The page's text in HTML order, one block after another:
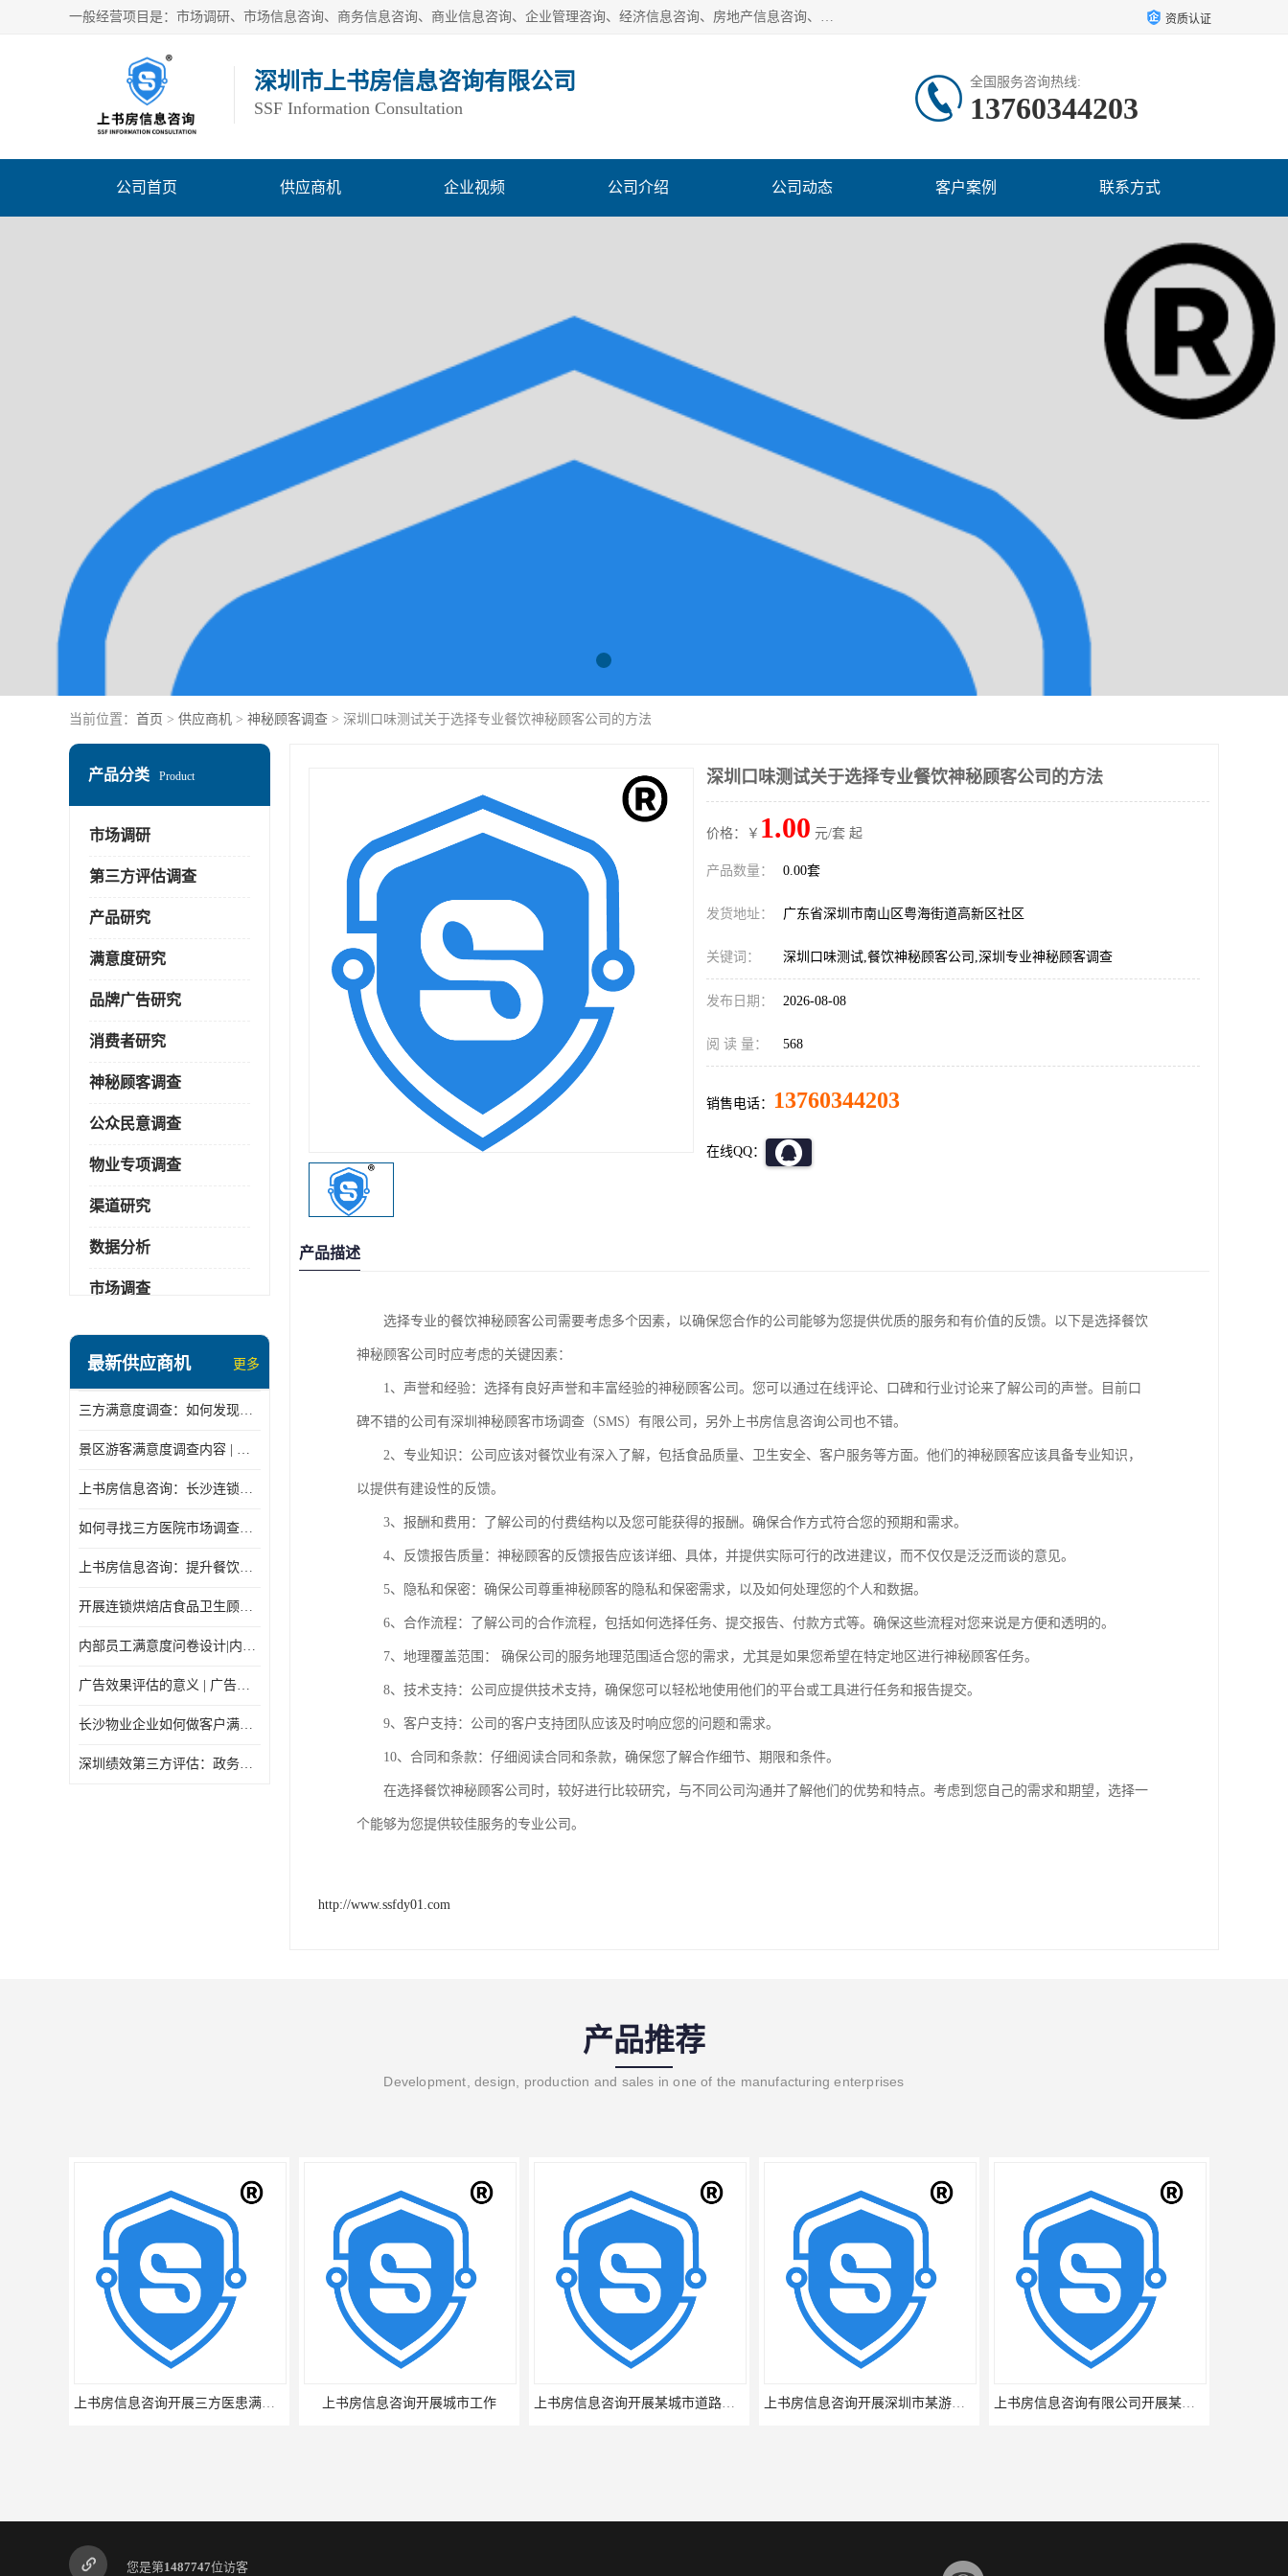
一般经营项目是：市场调研、市场信息咨询、商务信息咨询、商业信息咨询、企业管理咨询、经济信息咨询、房地产信息咨询、投资信息咨询、财务管理咨询、市场调查、数据分析；城市管理信息采集及监测服务；消费行为调查、三方评估调查、客户满意度调查、统计调查、统计分析、统计研究；统计信息咨询、统计培训；生态文明研究；接受合法委托提供企业统计业务及其相关的统计信息咨询；立足中国，洞察全球、独立第三方调研 资质认证
深圳市上书房信息咨询有限公司
SSF Information Consultation
全国服务咨询热线:
13760344203
公司首页 供应商机 企业视频 公司介绍 公司动态 客户案例 联系方式
当前位置： 首页 > 供应商机 > 神秘顾客调查 > 深圳口味测试关于选择专业餐饮神秘顾客公司的方法
产品分类 Product
市场调研
第三方评估调查
产品研究
满意度研究
品牌广告研究
消费者研究
神秘顾客调查
公众民意调查
物业专项调查
渠道研究
数据分析
市场调查
最新供应商机 更多
三方满意度调查：如何发现潜在商机
景区游客满意度调查内容 | 景区游客满意度调查指标设计
上书房信息咨询：长沙连锁餐饮神秘顾客怎么做
如何寻找三方医院市场调查机构
上书房信息咨询：提升餐饮质量的秘密
开展连锁烘焙店食品卫生顾客满意度调查
内部员工满意度问卷设计|内部员工满意度调查表
广告效果评估的意义 | 广告效果评估的重要性有哪些？
长沙物业企业如何做客户满意度调查
深圳绩效第三方评估：政务服务窗口满意度第三方调研评估
深圳口味测试关于选择专业餐饮神秘顾客公司的方法
价格：￥ 1.00 元/套 起
产品数量： 0.00套
发货地址： 广东省深圳市南山区粤海街道高新区社区
关键词： 深圳口味测试,餐饮神秘顾客公司,深圳专业神秘顾客调查
发布日期： 2026-08-08
阅 读 量： 568
销售电话： 13760344203
在线QQ：
产品描述
选择专业的餐饮神秘顾客公司需要考虑多个因素，以确保您合作的公司能够为您提供优质的服务和有价值的反馈。以下是选择餐饮
神秘顾客公司时应考虑的关键因素：
1、 声誉和经验：选择有良好声誉和丰富经验的神秘顾客公司。您可以通过在线评论、口碑和行业讨论来了解公司的声誉。 目前口
碑不错的公司有深圳神秘顾客市场调查（SMS）有限公司 ， 另外上书房信息咨询公司也不错。
2、 专业知识：公司应该对餐饮业有深入了解，包括食品质量、卫生安全、客户服务等方面。他们的神秘顾客应该具备专业知识，
以提供有建设性的反馈。
3、 报酬和费用：了解公司的付费结构以及您可能获得的报酬。确保合作方式符合您的预期和需求。
4、 反馈报告质量：神秘顾客的反馈报告应该详细、具体，并提供实际可行的改进建议，而不仅仅是泛泛而谈的意见。
5、 隐私和保密：确保公司尊重神秘顾客的隐私和保密需求，以及如何处理您的个人和数据。
6、 合作流程：了解公司的合作流程，包括如何选择任务、提交报告、付款方式等。确保这些流程对您来说是方便和透明的。
7、 地理覆盖范围： 确保公司的服务地理范围适合您的需求，尤其是如果您希望在特定地区进行神秘顾客任务。
8、 技术支持：公司应提供技术支持，确保您可以轻松地使用他们的平台或工具进行任务和报告提交。
9、 客户支持：公司的客户支持团队应该及时响应您的问题和需求。
10、 合同和条款：仔细阅读合同和条款，确保您了解合作细节、期限和条件。
在选择餐饮神秘顾客公司时，较好进行比较研究，与不同公司沟通并了解他们的优势和特点。考虑到您自己的需求和期望，选择一
个能够为您提供较佳服务的专业公司。
http://www.ssfdy01.com
产品推荐
Development, design, production and sales in one of the manufacturing enterprises
上书房信息咨询开展三方医患满意度调查 上书房信息咨询开展城市工作 上书房信息咨询开展某城市道路公众满意度评价项目 上书房信息咨询开展深圳市某游乐场游客满意度调查 上书房信息咨询有限公司开展某商场服务深圳三方满意度测评
您是第1487747位访客